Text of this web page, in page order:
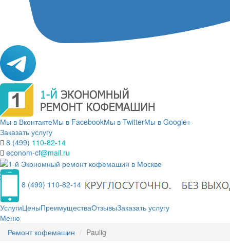
Мы в ВконтактеМы в FacebookМы в TwitterМы в Google+
Заказать услугу
8 (499) 110-82-14
econom-cf@mail.ru
8 (499) 110-82-14
УслугиЦеныПреимуществаОтзывыЗаказать услугу
Меню
Ремонт кофемашин
Paulig